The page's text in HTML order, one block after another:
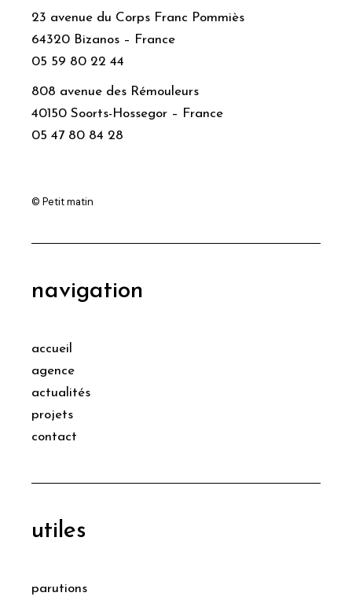
23 avenue du Corps Franc Pommiès
64320 Bizanos – France
05 59 80 22 44
808 avenue des Rémouleurs
40150 Soorts-Hossegor – France
05 47 80 84 28
© Petit matin
navigation
accueil
agence
actualités
projets
contact
utiles
parutions